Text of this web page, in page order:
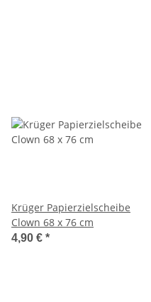
Krüger Papierzielscheibe
Clown 68 x 76 cm
4,90 € *